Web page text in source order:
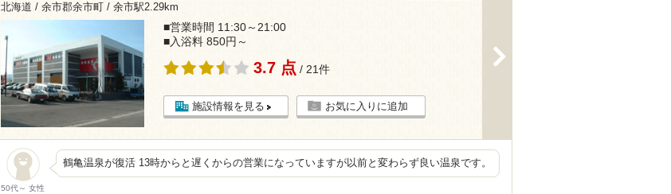
北海道 / 余市郡余市町 / 余市駅2.29km
■営業時間 11:30～21:00
■入浴料 850円～
3.7 点 / 21件
施設情報を見る お気に入りに追加
50代～ 女性
鶴亀温泉が復活 13時からと遅くからの営業になっていますが以前と変わらず良い温泉です。